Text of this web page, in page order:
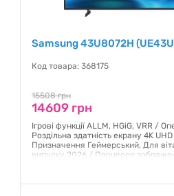
Samsung 43U8072H
Код товара: 368175
15508 грн
14609 грн
Ігрові функції ALLM, HGiG, VRR /
Роздільна здатність екрану 4K
Призначення Геймерський, Для
випуску 2026 / Процесор
Гарантия:12 месяцев